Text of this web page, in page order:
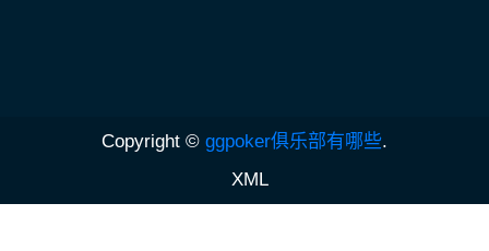
Copyright © ggpoker俱乐部有哪些.
XML